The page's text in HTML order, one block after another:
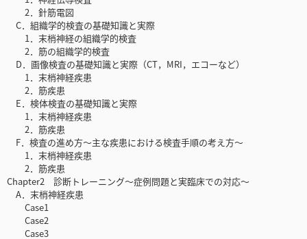
2．針筋電図
C．組織学的検査の基礎知識と実際
1．末梢神経の組織学的検査
2．筋の組織学的検査
D．画像検査の基礎知識と実際（CT，MRI，エコーなど）
1．末梢神経疾患
2．筋疾患
E．検体検査の基礎知識と実際
1．末梢神経疾患
2．筋疾患
F．検査の進め方～主な疾患における検査手順の考え方～
1．末梢神経疾患
2．筋疾患
Chapter2 診断トレーニング～症例問題と実臨床での対応～
A．末梢神経疾患
Case1
Case2
Case3